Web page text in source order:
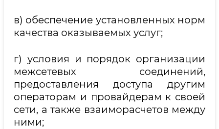
в) обеспечение установленных норм
качества оказываемых услуг;
г) условия и порядок организации
межсетевых соединений,
предоставления доступа другим
операторам и провайдерам к своей
сети, а также взаиморасчетов между
ними;